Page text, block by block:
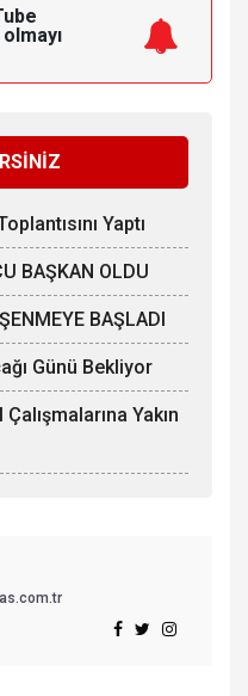
Yaptı
BAŞKAN OLDU
BAŞLADI
Günü Bekliyor
Yakın